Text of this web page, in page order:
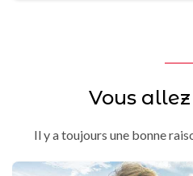
Vous
Il y a toujours une bonne